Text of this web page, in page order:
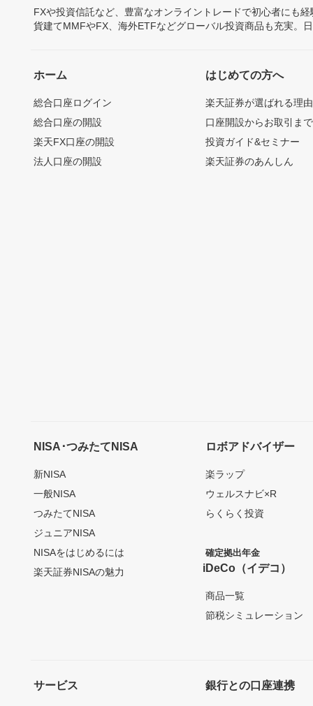
FXや投資信託など、豊富なオンライントレードで初心者にも
貨建てMMFやFX、海外ETFなどグローバル投資商品も充実。
ホーム
総合口座ログイン
総合口座の開設
楽天FX口座の開設
法人口座の開設
はじめての方へ
楽天証券が選ばれる理由
口座開設からお取引ま
投資ガイド&セミナー
楽天証券のあんしん
NISA･つみたてNISA
新NISA
一般NISA
つみたてNISA
ジュニアNISA
NISAをはじめるには
楽天証券NISAの魅力
ロボアドバイザー
楽ラップ
ウェルスナビ×R
らくらく投資
確定拠出年金
iDeCo（イデコ）
商品一覧
節税シミュレーション
サービス 銀行との口座連携